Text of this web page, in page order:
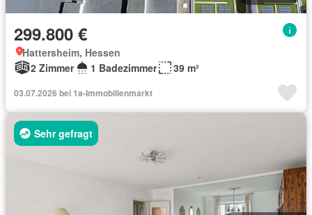
299.800 €
Hattersheim, Hessen
2 Zimmer
1 Badezimmer 39 m²
03.07.2026 bei 1a-Immobilienmarkt
Sehr gefragt